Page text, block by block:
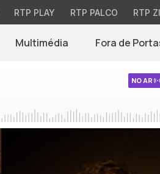
RTP PLAY RTP PALCO RTP
Multimédia Fora de
NO AR